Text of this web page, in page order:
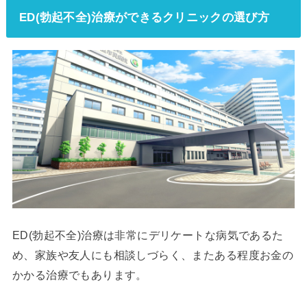
ED(勃起不全)治療ができるクリニックの選び方
ED(勃起不全)治療は非常にデリケートな病気であるた
め、家族や友人にも相談しづらく、またある程度お金の
かかる治療でもあります。